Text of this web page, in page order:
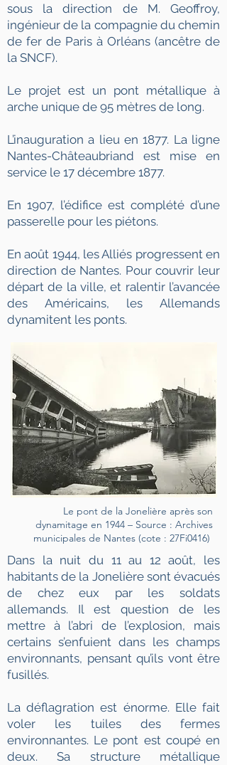
sous la direction de M. Geoffroy,
ingénieur de la compagnie du chemin
de fer de Paris à Orléans (ancêtre de
la SNCF).
Le projet est un pont métallique à
arche unique de 95 mètres de long.
L’inauguration a lieu en 1877. La ligne
Nantes-Châteaubriand est mise en
service le 17 décembre 1877.
En 1907, l’édifice est complété d’une
passerelle pour les piétons.
En août 1944, les Alliés progressent en
direction de Nantes. Pour couvrir leur
départ de la ville, et ralentir l’avancée
des Américains, les Allemands
dynamitent les ponts.
Le pont de la Jonelière après son
dynamitage en 1944 – Source : Archives
municipales de Nantes (cote : 27Fi0416)
Dans la nuit du 11 au 12 août, les
habitants de la Jonelière sont évacués
de chez eux par les soldats
allemands. Il est question de les
mettre à l’abri de l’explosion, mais
certains s’enfuient dans les champs
environnants, pensant qu’ils vont être
fusillés.
La déflagration est énorme. Elle fait
voler les tuiles des fermes
environnantes. Le pont est coupé en
deux. Sa structure métallique